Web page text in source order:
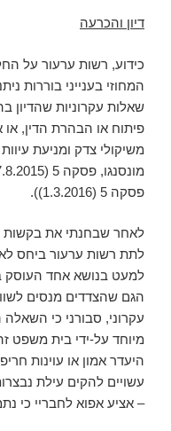
דיון והכרעה
כידוע, רשות ערעור על
המחוזי בענייני בוררות
שאלות עקרוניות
פיתוח או הבהרת הדין,
פסקה 5 (1.3.2016)).
לאחר שבחנתי את בקשות
לתת רשות ערעור ביחס
הגם שהצדדים מנסים
עקרוני, סבורני כי
מיוחד על-ידי בית משפט
היעדר אמון או עוינות
– אציע אפוא לחבריי כי